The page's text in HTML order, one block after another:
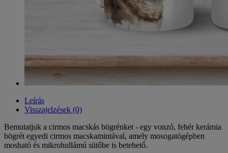
Leírás
Visszajelzések (0)
Bemutatjuk a cirmos macskás bögrénket - egy vonzó, fehér kerámia
bögrét egyedi cirmos macskamintával, amely mosogatógépben
mosható és mikrohullámú sütőbe is betehető.